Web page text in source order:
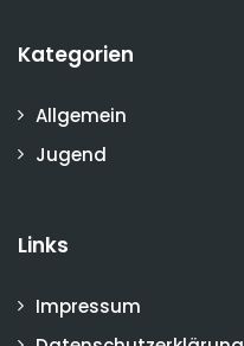
Kategorien
Allgemein
Jugend
Links
Impressum